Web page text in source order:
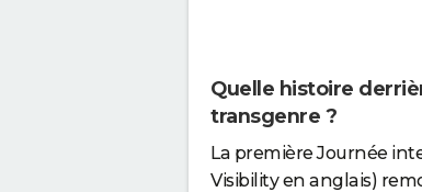
Quelle histoire
transgenre ?
La première Journée
Visibility en anglais)